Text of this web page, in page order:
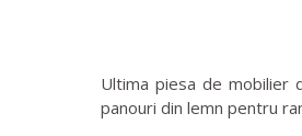
Ultima piesa de mobilier
panouri din lemn pentru